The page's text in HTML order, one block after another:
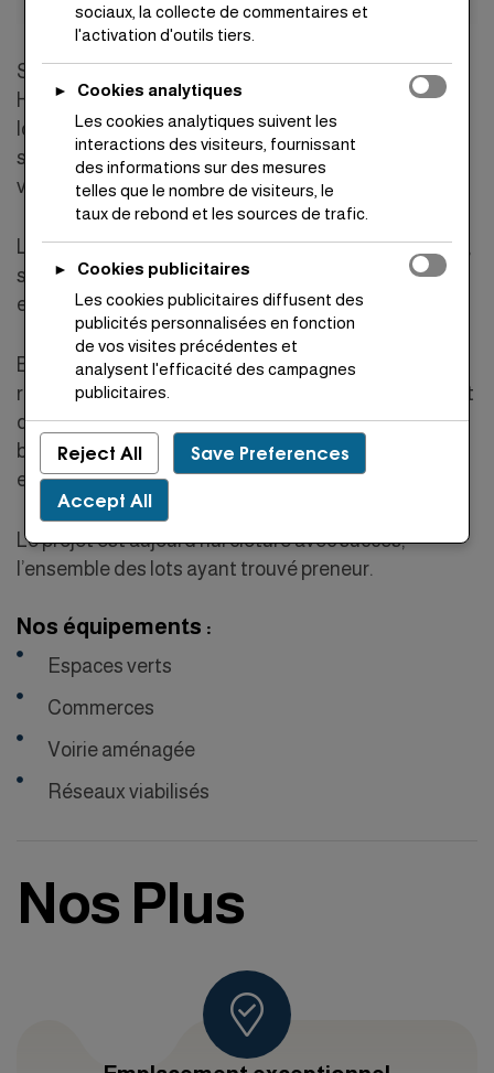
Situés dans la prestigieuse zone balnéaire de
Harhoura, à proximité de la plage Val d’Or, les
lotissements La Colline et Rimal offrent une vaste
sélection de terrains dédiés à la construction de
villas.
Les parcelles, d’une superficie allant de 200 à 495 m²,
sont conçues avec des agencements adaptés aux
exigences du mode de vie moderne.
Bénéficiant d’un emplacement de choix le long de la
route côtière de Rabat, Rimal et La Colline disposent
d’un accès direct au réseau autoroutier via les
bretelles d’Ain Atik et de Témara, assurant ainsi une
excellente connectivité.
Le projet est aujourd’hui clôturé avec succès,
l’ensemble des lots ayant trouvé preneur.
Nos équipements :
Espaces verts
Commerces
Voirie aménagée
Réseaux viabilisés
Nos Plus
sociaux, la collecte de commentaires et
l'activation d'outils tiers.
►
Cookies analytiques
Les cookies analytiques suivent les
interactions des visiteurs, fournissant
des informations sur des mesures
telles que le nombre de visiteurs, le
taux de rebond et les sources de trafic.
►
Cookies publicitaires
Les cookies publicitaires diffusent des
publicités personnalisées en fonction
de vos visites précédentes et
analysent l'efficacité des campagnes
publicitaires.
Reject All Save Preferences
Accept All